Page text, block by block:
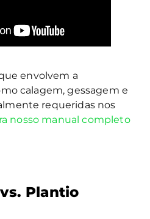
envolvem a
calagem, gessagem e
requeridas nos
nosso manual completo
Plantio